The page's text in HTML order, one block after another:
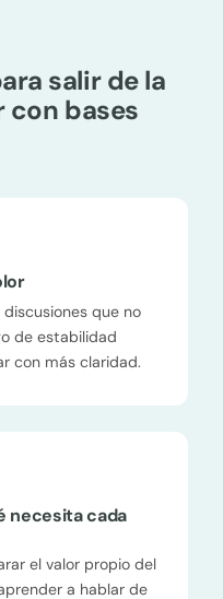
salir de la
bases
que no
de estabilidad
con más claridad.
necesita cada
el valor propio del
a hablar de